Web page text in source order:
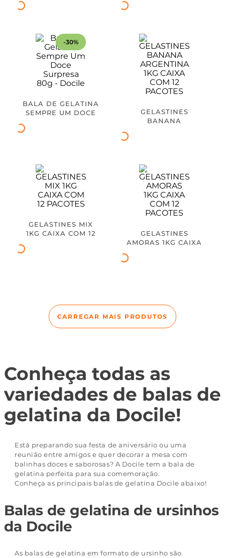
30%
BALA DE GELATINA
SEMPRE UM DOCE
GELASTINES
BANANA
GELASTINES MIX
1KG CAIXA COM 12
GELASTINES
AMORAS 1KG CAIXA
Conheça todas as
variedades de balas de
gelatina da Docile!
Está preparando sua festa de aniversário ou uma
reunião entre amigos e quer decorar a mesa com
balinhas doces e saborosas? A Docile tem a bala de
gelatina perfeita para sua comemoração.
Conheça as principais balas de gelatina Docile abaixo!
Balas de gelatina de ursinhos
da Docile
As balas de gelatina em formato de ursinho são